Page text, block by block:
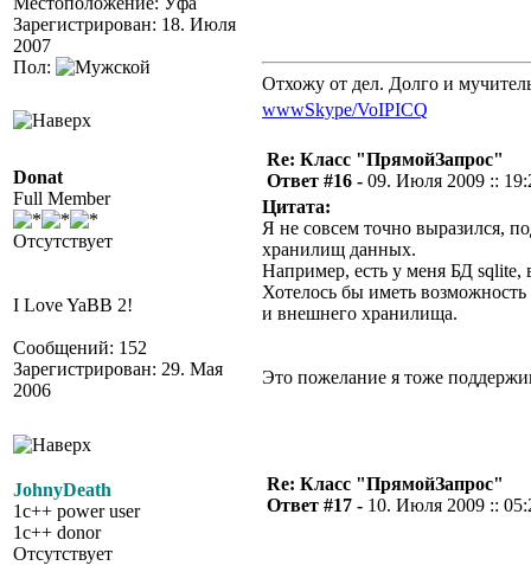
Зарегистрирован: 18. Июля
2007
Пол:
Отхожу от дел. Долго и
wwwSkype/VoIPICQ
Donat
Full Member
Отсутствует
I Love YaBB 2!
Сообщений: 152
Зарегистрирован: 29. Мая
2006
Re: Класс "ПрямойЗапрос"
Ответ #16 - 09. Июля 2009 ::
Цитата:
Я не совсем точно выразился,
хранилищ данных.
Например, есть у меня БД sqlite,
Хотелось бы иметь
и внешнего хранилища.
Это пожелание я тоже
JohnyDeath
1c++ power user
1c++ donor
Отсутствует
Re: Класс "ПрямойЗапрос"
Ответ #17 - 10. Июля 2009 ::